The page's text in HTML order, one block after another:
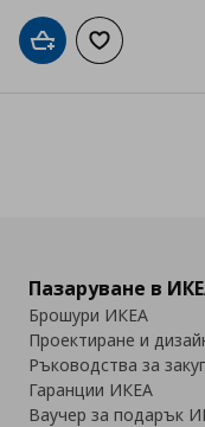
Добави в кошницата
Добави към
Пазаруване в
Брошури ИКЕА
Проектиране и
Ръководства за
Гаранции ИКЕА
Ваучер за подарък